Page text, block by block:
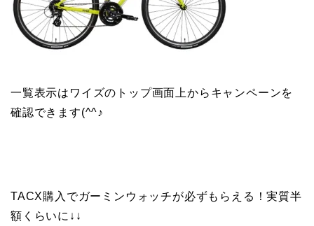
一覧表示はワイズのトップ画面上からキャンペーンを
確認できます(^^♪
TACX購入でガーミンウォッチが必ずもらえる！実質半
額くらいに↓↓